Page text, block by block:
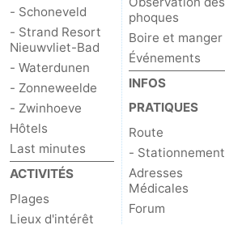
- Schoneveld
- Strand Resort
Nieuwvliet-Bad
- Waterdunen
- Zonneweelde
- Zwinhoeve
Hôtels
Last minutes
ACTIVITÉS
Plages
Lieux d'intérêt
phoques
Boire et manger
Événements
INFOS
PRATIQUES
Route
- Stationnement
Adresses
Médicales
Forum